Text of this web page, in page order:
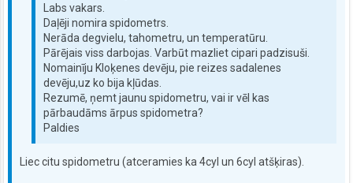
Labs vakars.
Daļēji nomira spidometrs.
Nerāda degvielu, tahometru, un temperatūru.
Pārējais viss darbojas. Varbūt mazliet cipari padzisuši.
Nomainīju Kloķenes devēju, pie reizes sadalenes
devēju,uz ko bija kļūdas.
Rezumē, ņemt jaunu spidometru, vai ir vēl kas
pārbaudāms ārpus spidometra?
Paldies
Liec citu spidometru (atceramies ka 4cyl un 6cyl atšķiras).